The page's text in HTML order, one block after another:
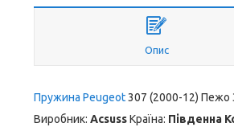
Опис
Пружина Peugeot307 (2000-12) Пежо
Виробник: AcsussКраїна: Південна